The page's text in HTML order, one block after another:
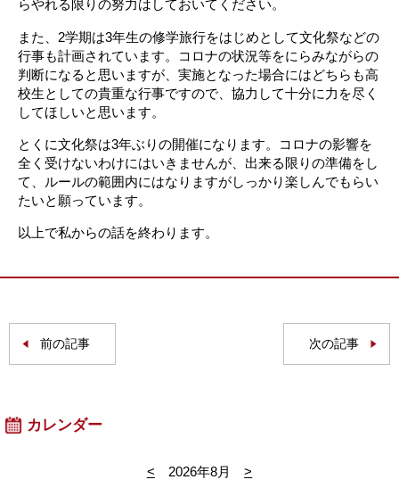
らやれる限りの努力はしておいてください。
また、2学期は3年生の修学旅行をはじめとして文化祭などの
行事も計画されています。コロナの状況等をにらみながらの
判断になると思いますが、実施となった場合にはどちらも高
校生としての貴重な行事ですので、協力して十分に力を尽く
してほしいと思います。
とくに文化祭は3年ぶりの開催になります。コロナの影響を
全く受けないわけにはいきませんが、出来る限りの準備をし
て、ルールの範囲内にはなりますがしっかり楽しんでもらい
たいと願っています。
以上で私からの話を終わります。
前の記事 次の記事
カレンダー
< 2026年8月
>